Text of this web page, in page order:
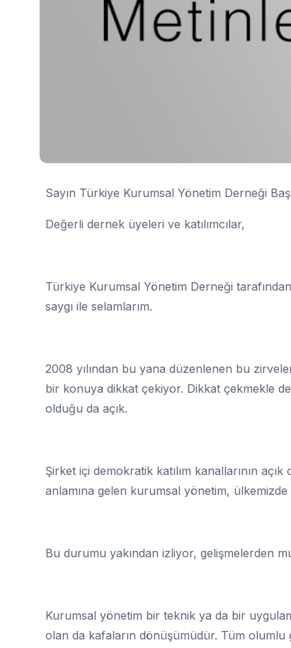
Sayın Türkiye Kurumsal Yönetim Derneği
Değerli dernek üyeleri ve katılımcılar,
Türkiye Kurumsal Yönetim Derneği
saygı ile selamlarım.
2008 yılından bu yana düzenlenen bu
bir konuya dikkat çekiyor. Dikkat çekmekle
olduğu da açık.
Şirket içi demokratik katılım kanallarının
anlamına gelen kurumsal yönetim,
Bu durumu yakından izliyor, gelişmelerden
Kurumsal yönetim bir teknik ya da bir
olan da kafaların dönüşümüdür. Tüm